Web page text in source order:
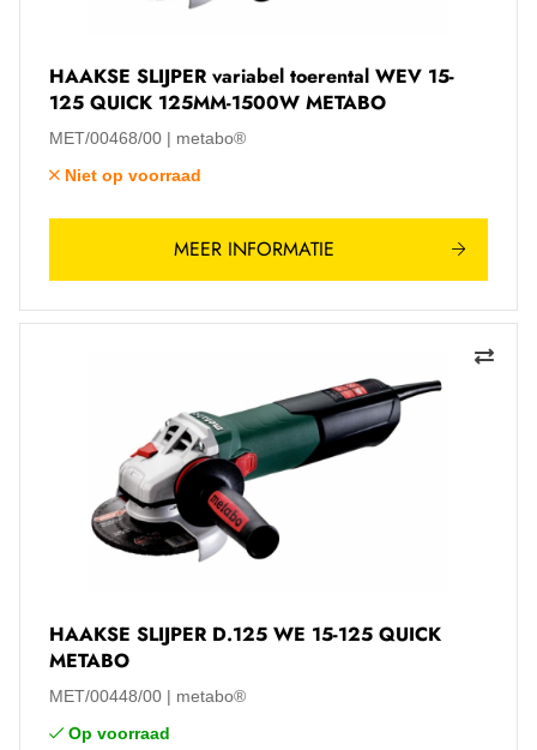
HAAKSE SLIJPER variabel toerental WEV 15-
125 QUICK 125MM-1500W METABO
MET/00468/00
metabo®
Niet op voorraad
MEER INFORMATIE
HAAKSE SLIJPER D.125 WE 15-125 QUICK
METABO
MET/00448/00
metabo®
Op voorraad